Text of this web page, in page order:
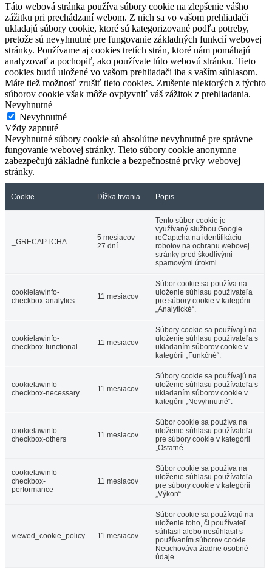
Táto webová stránka používa súbory cookie na zlepšenie vášho
zážitku pri prechádzaní webom. Z nich sa vo vašom prehliadači
ukladajú súbory cookie, ktoré sú kategorizované podľa potreby,
pretože sú nevyhnutné pre fungovanie základných funkcií webovej
stránky. Používame aj cookies tretích strán, ktoré nám pomáhajú
analyzovať a pochopiť, ako používate túto webovú stránku. Tieto
cookies budú uložené vo vašom prehliadači iba s vaším súhlasom.
Máte tiež možnosť zrušiť tieto cookies. Zrušenie niektorých z týchto
súborov cookie však môže ovplyvniť váš zážitok z prehliadania.
Nevyhnutné
Nevyhnutné
Vždy zapnuté
Nevyhnutné súbory cookie sú absolútne nevyhnutné pre správne
fungovanie webovej stránky. Tieto súbory cookie anonymne
zabezpečujú základné funkcie a bezpečnostné prvky webovej
stránky.
Cookie Dĺžka trvania Popis
_GRECAPTCHA
5 mesiacov
27 dní
Tento súbor cookie je
využívaný službou Google
reCaptcha na identifikáciu
robotov na ochranu webovej
stránky pred škodlivými
spamovými útokmi.
cookielawinfo-
checkbox-analytics
11 mesiacov
Súbor cookie sa používa na
uloženie súhlasu používateľa
pre súbory cookie v kategórii
„Analytické“.
cookielawinfo-
checkbox-functional
11 mesiacov
Súbory cookie sa používajú na
uloženie súhlasu používateľa s
ukladaním súborov cookie v
kategórii „Funkčné“.
cookielawinfo-
checkbox-necessary
11 mesiacov
Súbory cookie sa používajú na
uloženie súhlasu používateľa s
ukladaním súborov cookie v
kategórii „Nevyhnutné“.
cookielawinfo-
checkbox-others
11 mesiacov
Súbor cookie sa používa na
uloženie súhlasu používateľa
pre súbory cookie v kategórii
„Ostatné.
cookielawinfo-
checkbox-
performance
11 mesiacov
Súbor cookie sa používa na
uloženie súhlasu používateľa
pre súbory cookie v kategórii
„Výkon“.
viewed_cookie_policy 11 mesiacov
Súbor cookie sa používajú na
uloženie toho, či používateľ
súhlasil alebo nesúhlasil s
používaním súborov cookie.
Neuchováva žiadne osobné
údaje.